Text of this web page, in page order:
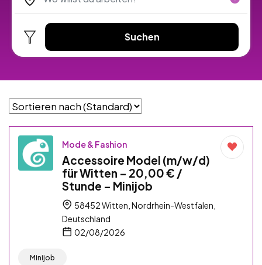
Suchen
Mode & Fashion
Accessoire Model (m/w/d)
für Witten – 20,00 € /
Stunde – Minijob
58452 Witten, Nordrhein-Westfalen,
Deutschland
02/08/2026
Minijob